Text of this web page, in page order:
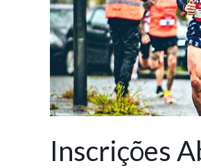
Inscrições
a
Paranhos